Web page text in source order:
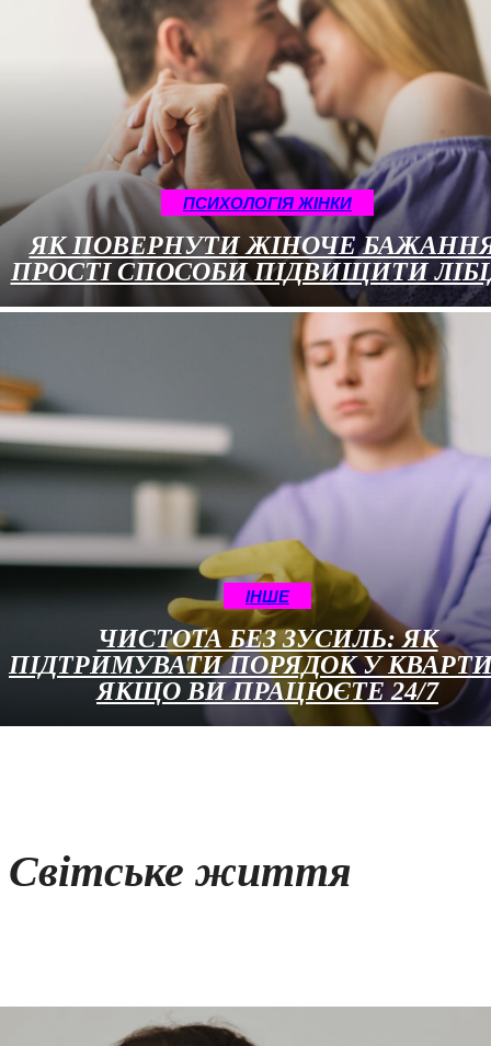
ПСИХОЛОГІЯ ЖІНКИ
ЯК ПОВЕРНУТИ ЖІНОЧЕ
ПРОСТІ СПОСОБИ ПІДВИЩИТИ
ІНШЕ
ЧИСТОТА БЕЗ ЗУСИЛЬ: ЯК
ПІДТРИМУВАТИ ПОРЯДОК У
ЯКЩО ВИ ПРАЦЮЄТЕ 24/7
Світське життя